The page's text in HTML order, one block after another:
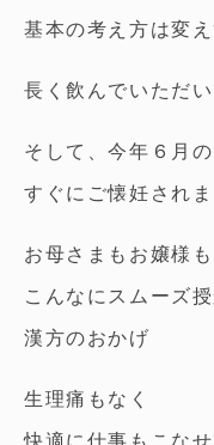
基本の考え方は変
長く飲んでいただ
そして、今年６月
すぐにご懐妊されま
お母さまもお嬢様も
こんなにスムーズ
漢方のおかげ
生理痛もなく